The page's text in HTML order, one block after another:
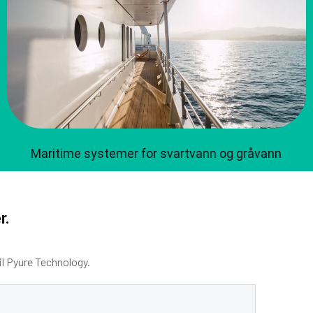
Maritime systemer for svartvann og gråvann
Technology.